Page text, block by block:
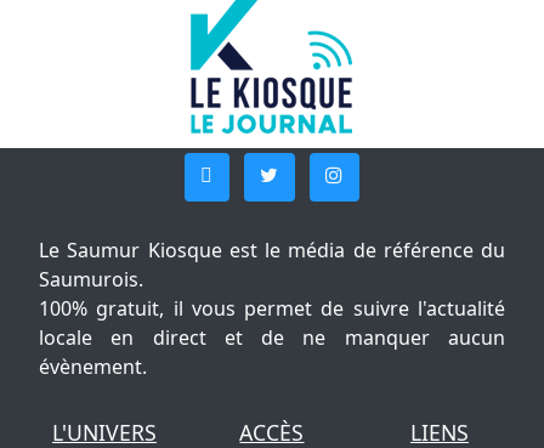
Le Saumur Kiosque est le média de référence du
Saumurois.
100% gratuit, il vous permet de suivre l'actualité
locale en direct et de ne manquer aucun
évènement.
L'UNIVERS ACCÈS LIENS